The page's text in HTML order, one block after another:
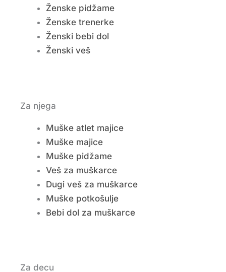
Ženske pidžame
Ženske trenerke
Ženski bebi dol
Ženski veš
Za njega
Muške atlet majice
Muške majice
Muške pidžame
Veš za muškarce
Dugi veš za muškarce
Muške potkošulje
Bebi dol za muškarce
Za decu